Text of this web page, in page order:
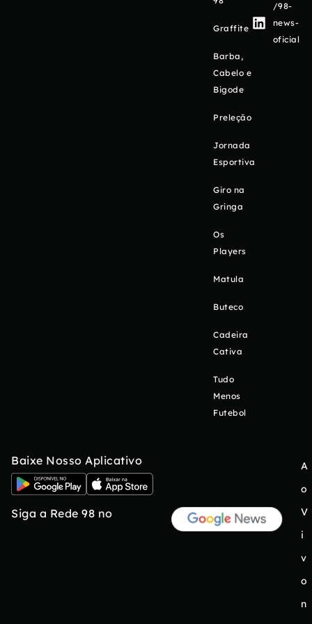
Graffite
Barba,
Cabelo e
Bigode
Preleção
Jornada
Esportiva
Giro na
Gringa
Os
Players
Matula
Buteco
Cadeira
Cativa
Tudo
Menos
Futebol
/98-
news-
oficial
Baixe Nosso Aplicativo
Siga a Rede 98 no
A
o
V
i
v
o
n